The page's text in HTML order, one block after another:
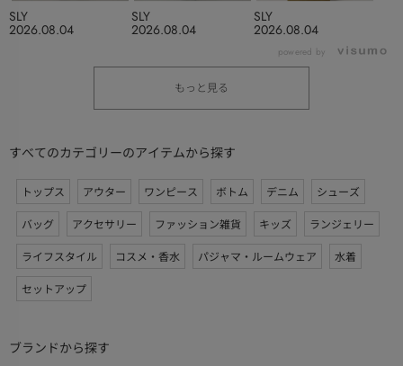
2026.08.04
SLY
2026.08.04
SLY
2026.08.04
SLY
powered by
もっと見る
すべてのカテゴリーのアイテムから探す
トップス アウター ワンピース ボトム デニム
シューズ
バッグ
アクセサリー ファッション雑貨 キッズ
ランジェリー
ライフスタイル
コスメ・香水 パジャマ・ルームウェア
水着
セットアップ
ブランドから探す